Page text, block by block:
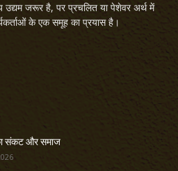
जरूर है, पर प्रचलित या पेशेवर अर्थ में
के एक समूह का प्रयास है।
संकट और समाज